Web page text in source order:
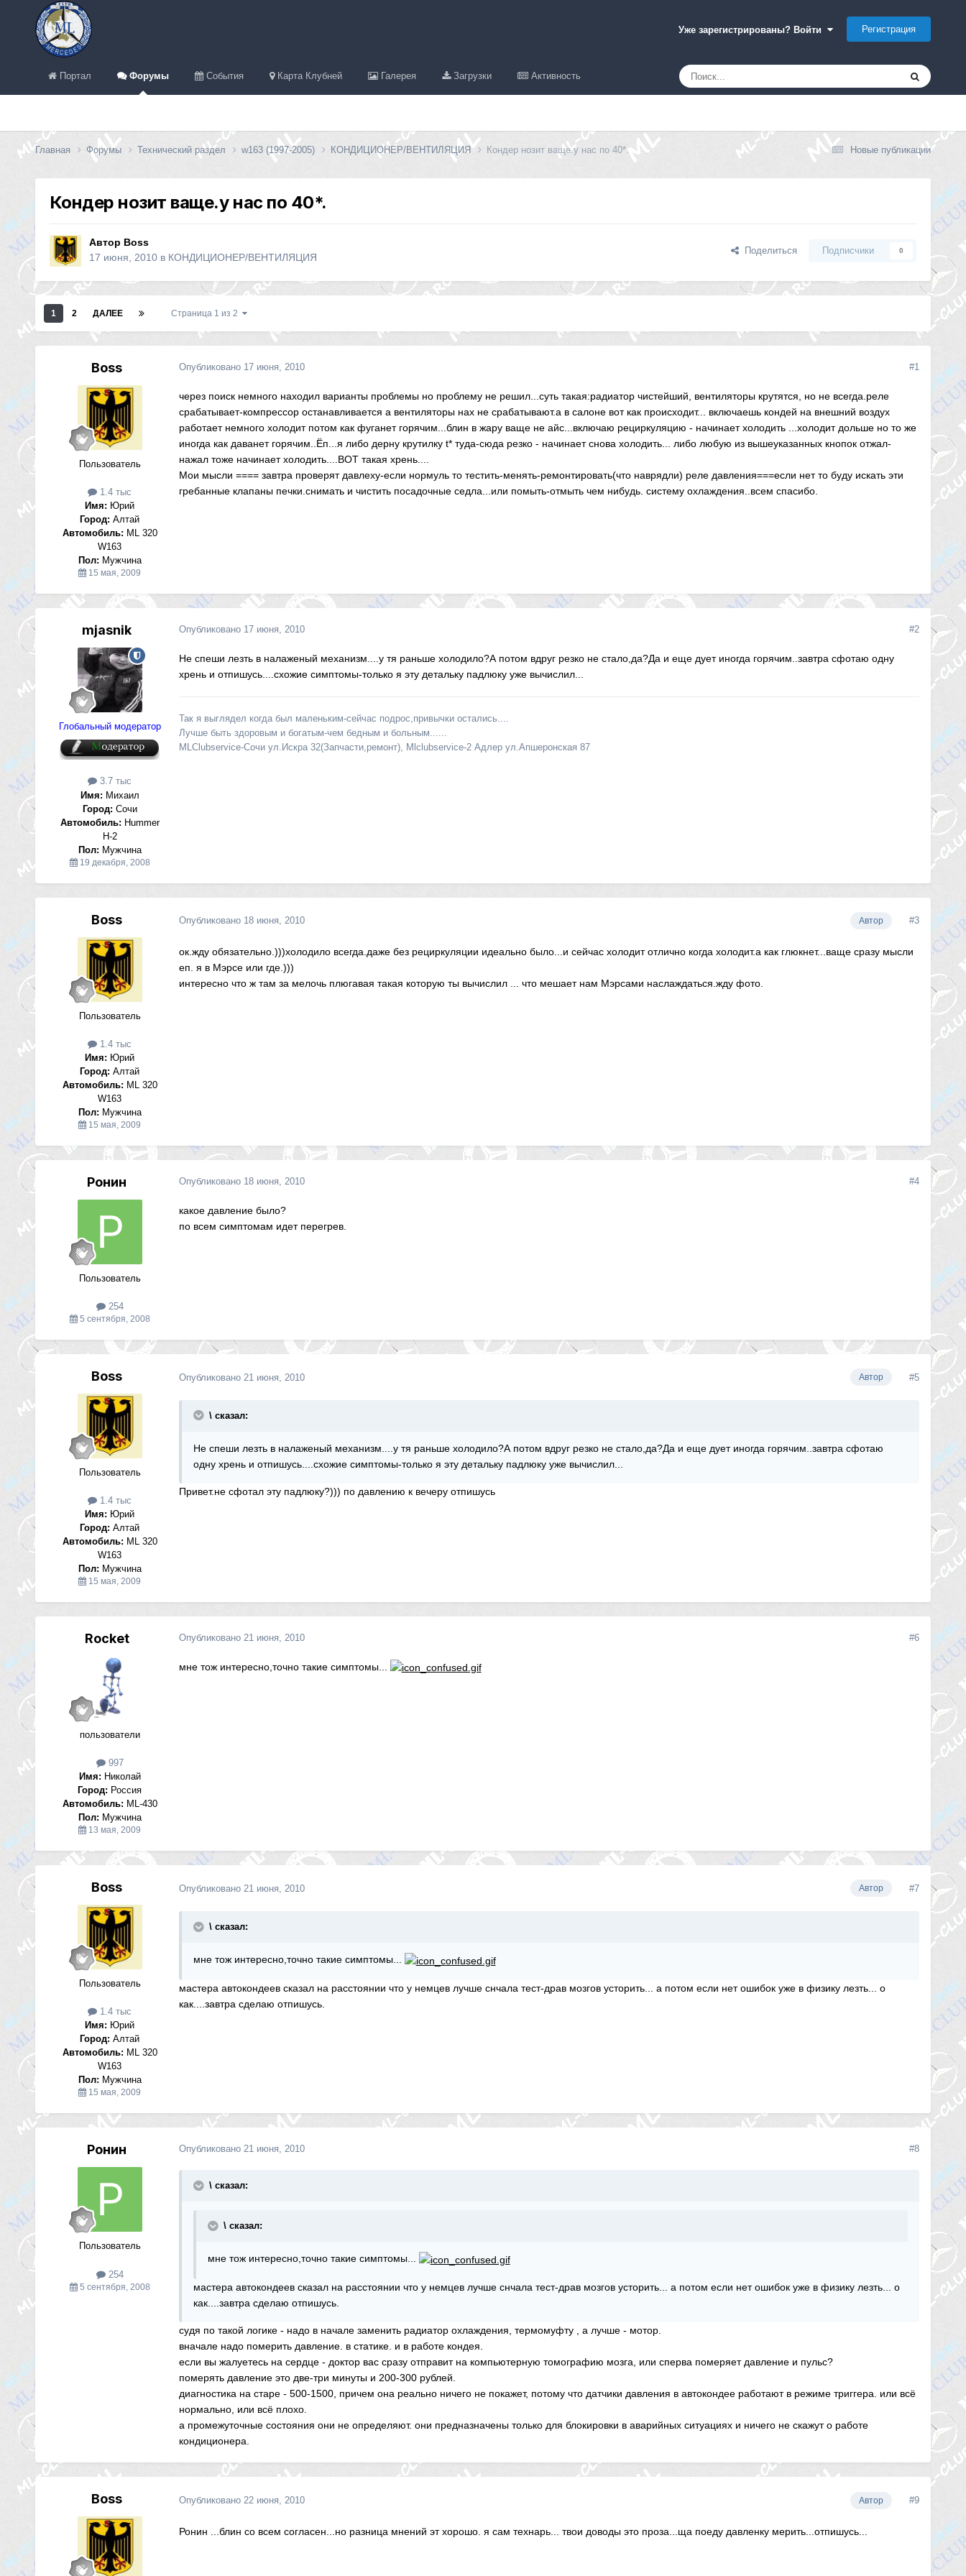
Уже зарегистрированы? Войти Регистрация
Портал Форумы События Карта Клубней Галерея Загрузки Активность
Новые публикации
Главная Форумы Технический раздел w163 (1997-2005) КОНДИЦИОНЕР/ВЕНТИЛЯЦИЯ Кондер нозит ваще.у нас по 40*.
Кондер нозит ваще.у нас по 40*.
Автор Boss
17 июня, 2010в КОНДИЦИОНЕР/ВЕНТИЛЯЦИЯ
Поделиться Подписчики 0
1 2 ДАЛЕЕ Страница 1 из 2
Boss
Пользователь
1.4 тыс
Имя: Юрий
Город: Алтай
Автомобиль: ML 320
W163
Пол: Мужчина
15 мая, 2009
#1
Опубликовано 17 июня, 2010
через поиск немного находил варианты проблемы но проблему не решил...суть такая:радиатор чистейший, вентиляторы крутятся, но не всегда.реле
срабатывает-компрессор останавливается а вентиляторы нах не срабатывают.а в салоне вот как происходит... включаешь кондей на внешний воздух
работает немного холодит потом как фуганет горячим...блин в жару ваще не айс...включаю рециркуляцию - начинает холодить ...холодит дольше но то же
иногда как даванет горячим..Ёп...я либо дерну крутилку t* туда-сюда резко - начинает снова холодить... либо любую из вышеуказанных кнопок отжал-
нажал тоже начинает холодить....ВОТ такая хрень....
Мои мысли ==== завтра проверят давлеху-если нормуль то тестить-менять-ремонтировать(что наврядли) реле давления===если нет то буду искать эти
гребанные клапаны печки.снимать и чистить посадочные седла...или помыть-отмыть чем нибудь. систему охлаждения..всем спасибо.
mjasnik
Глобальный модератор
3.7 тыс
Имя: Михаил
Город: Сочи
Автомобиль: Hummer
H-2
Пол: Мужчина
19 декабря, 2008
#2
Опубликовано 17 июня, 2010
Не спеши лезть в налаженый механизм....у тя раньше холодило?А потом вдруг резко не стало,да?Да и еще дует иногда горячим..завтра сфотаю одну
хрень и отпишусь....схожие симптомы-только я эту детальку падлюку уже вычислил...
Так я выглядел когда был маленьким-сейчас подрос,привычки остались....
Лучше быть здоровым и богатым-чем бедным и больным......
MLClubservice-Сочи ул.Искра 32(Запчасти,ремонт), Mlclubservice-2 Адлер ул.Апшеронская 87
Boss
Пользователь
1.4 тыс
Имя: Юрий
Город: Алтай
Автомобиль: ML 320
W163
Пол: Мужчина
15 мая, 2009
Автор #3
Опубликовано 18 июня, 2010
ок.жду обязательно.)))холодило всегда.даже без рециркуляции идеально было...и сейчас холодит отлично когда холодит.а как глюкнет...ваще сразу мысли
еп. я в Мэрсе или где.)))
интересно что ж там за мелочь плюгавая такая которую ты вычислил ... что мешает нам Мэрсами наслаждаться.жду фото.
Ронин
Пользователь
254
5 сентября, 2008
#4
Опубликовано 18 июня, 2010
какое давление было?
по всем симптомам идет перегрев.
Boss
Пользователь
1.4 тыс
Имя: Юрий
Город: Алтай
Автомобиль: ML 320
W163
Пол: Мужчина
15 мая, 2009
Автор #5
Опубликовано 21 июня, 2010
\ сказал:
Не спеши лезть в налаженый механизм....у тя раньше холодило?А потом вдруг резко не стало,да?Да и еще дует иногда горячим..завтра сфотаю
одну хрень и отпишусь....схожие симптомы-только я эту детальку падлюку уже вычислил...
Привет.не сфотал эту падлюку?))) по давлению к вечеру отпишусь
Rocket
пользователи
997
Имя: Николай
Город: Россия
Автомобиль: ML-430
Пол: Мужчина
13 мая, 2009
#6
Опубликовано 21 июня, 2010
мне тож интересно,точно такие симптомы...
Boss
Пользователь
1.4 тыс
Имя: Юрий
Город: Алтай
Автомобиль: ML 320
W163
Пол: Мужчина
15 мая, 2009
Автор #7
Опубликовано 21 июня, 2010
\ сказал:
мне тож интересно,точно такие симптомы...
мастера автокондеев сказал на расстоянии что у немцев лучше снчала тест-драв мозгов усторить... а потом если нет ошибок уже в физику лезть... о
как....завтра сделаю отпишусь.
Ронин
Пользователь
254
5 сентября, 2008
#8
Опубликовано 21 июня, 2010
\ сказал:
\ сказал:
мне тож интересно,точно такие симптомы...
мастера автокондеев сказал на расстоянии что у немцев лучше снчала тест-драв мозгов усторить... а потом если нет ошибок уже в физику лезть... о
как....завтра сделаю отпишусь.
судя по такой логике - надо в начале заменить радиатор охлаждения, термомуфту , а лучше - мотор.
вначале надо померить давление. в статике. и в работе кондея.
если вы жалуетесь на сердце - доктор вас сразу отправит на компьютерную томографию мозга, или сперва померяет давление и пульс?
померять давление это две-три минуты и 200-300 рублей.
диагностика на старе - 500-1500, причем она реально ничего не покажет, потому что датчики давления в автокондее работают в режиме триггера. или всё
нормально, или всё плохо.
а промежуточные состояния они не определяют. они предназначены только для блокировки в аварийных ситуациях и ничего не скажут о работе
кондиционера.
Boss Автор #9
Опубликовано 22 июня, 2010
Ронин ...блин со всем согласен...но разница мнений эт хорошо. я сам технарь... твои доводы это проза...ща поеду давленку мерить...отпишусь...